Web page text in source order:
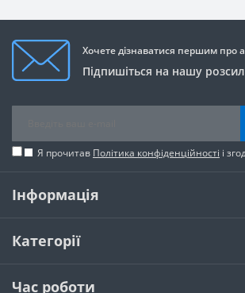
Хочете дізнаватися першим про
Підпишіться на нашу
Я прочитав Політика конфіденційності і
Інформація
Категорії
Час роботи